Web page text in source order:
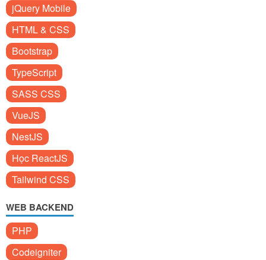
jQuery Mobile
HTML & CSS
Bootstrap
TypeScript
SASS CSS
VueJS
NestJS
Học ReactJS
Tailwind CSS
WEB BACKEND
PHP
Codeigniter